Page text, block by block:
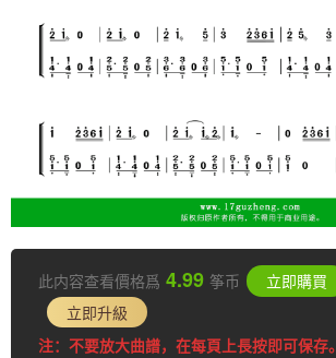
此内容查看價格爲 4.99 筝币 立即購買
立即升級
注：不要放大曲譜，在每頁上長按即可保存。